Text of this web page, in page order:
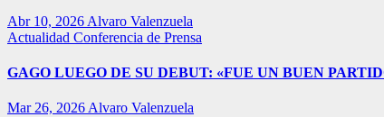
Abr 10, 2026 Alvaro Valenzuela
Actualidad Conferencia de Prensa
GAGO LUEGO DE SU DEBUT: «FUE UN BUEN
Mar 26, 2026 Alvaro Valenzuela